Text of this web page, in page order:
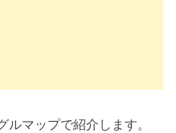
マップで紹介します。